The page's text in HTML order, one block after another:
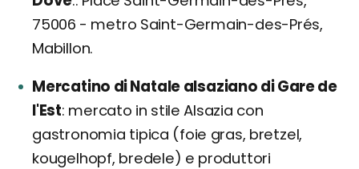
75006 - metro Saint-Germain-des-Prés,
Mabillon.
Mercatino di Natale alsaziano di Gare de
l'Est mercato in stile Alsazia con
gastronomia tipica (foie gras, bretzel,
kougelhopf, bredele) e produttori